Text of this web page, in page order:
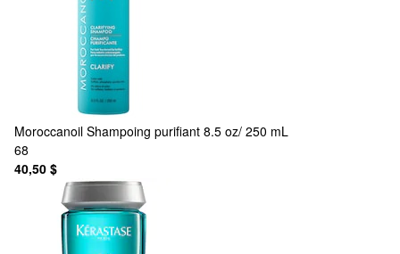
Moroccanoil Shampoing purifiant 8.5 oz/ 250 mL
68
40,50 $